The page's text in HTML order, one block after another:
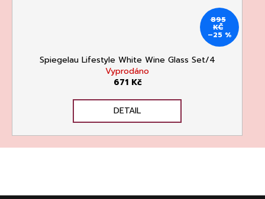
895
KČ
–25 %
Spiegelau Lifestyle White Wine Glass Set/4
Vyprodáno
671 Kč
DETAIL